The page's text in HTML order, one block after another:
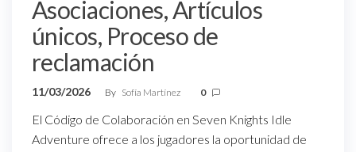
Asociaciones, Artículos
únicos, Proceso de
reclamación
11/03/2026 By Sofía Martínez 0
El Código de Colaboración en Seven Knights Idle
Adventure ofrece a los jugadores la oportunidad de